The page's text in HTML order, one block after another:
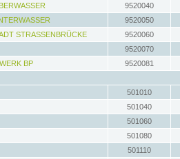
9520040
9520050
STRASSENBRÜCKE
9520060
9520070
BP
9520081
501010
501040
501060
501080
501110